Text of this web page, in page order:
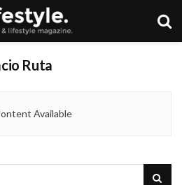
Ruta
Available